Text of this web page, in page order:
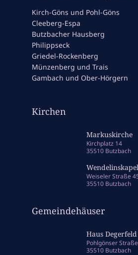
Kirch-Göns und Pohl-Göns
Cleeberg-Espa
Butzbacher Hausberg
Philippseck
Griedel-Rockenberg
Münzenberg und Trais
Gambach und Ober-Hörgern
Kirchen
Markuskirche
Kirchplatz 14
35510 Butzbach
Weiseler Straße
35510 Butzbach
Gemeindehäuser
Haus Degerfeld
Pohlgönser
35510 Butzbach